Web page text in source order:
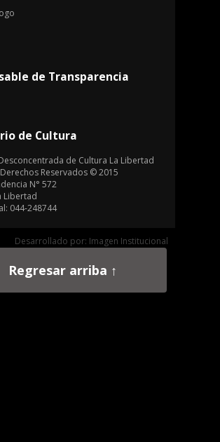
de Transparencia
de Cultura
de Cultura La Libertad
Reservados © 2015
N° 572
Libertad
044-248744
Desarrollado por: Imagen Institucional
Regresar arriba ↑